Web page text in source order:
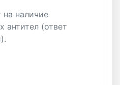
на наличие
антител (ответ